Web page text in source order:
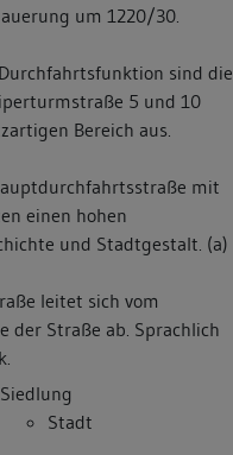
um 1220/30.
sind die
5 und 10
Bereich aus.
mit
einen hohen
und Stadtgestalt. (a)
leitet sich vom
der Straße ab. Sprachlich
Siedlung
Stadt